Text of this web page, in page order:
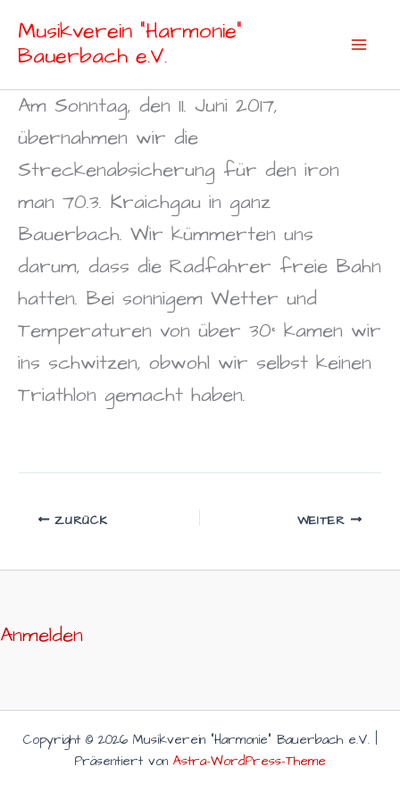
Inhalt
Musikverein "Harmonie"
Bauerbach e.V.
Am Sonntag, den 11. Juni 2017,
übernahmen wir die
Streckenabsicherung für den iron
man 70.3. Kraichgau in ganz
Bauerbach. Wir kümmerten uns
darum, dass die Radfahrer freie Bahn
hatten. Bei sonnigem Wetter und
Temperaturen von über 30° kamen wir
ins schwitzen, obwohl wir selbst keinen
Triathlon gemacht haben.
ZURÜCK WEITER
Anmelden
Copyright © 2026 Musikverein "Harmonie" Bauerbach e.V. |
Präsentiert von Astra-WordPress-Theme